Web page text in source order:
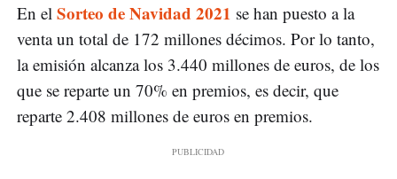
En el Sorteo de Navidad 2021 se han puesto a la
venta un total de 172 millones décimos. Por lo tanto,
la emisión alcanza los 3.440 millones de euros, de los
que se reparte un 70% en premios, es decir, que
reparte 2.408 millones de euros en premios.